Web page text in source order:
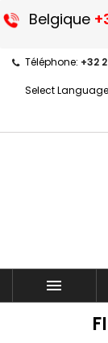
Belgique
Téléphone: +32
Select Language
